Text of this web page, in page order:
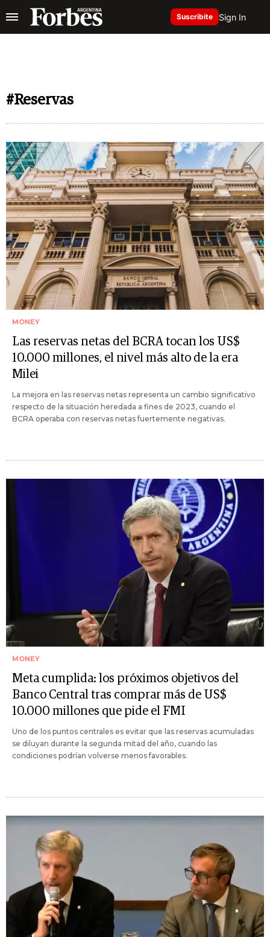
Suscribite Sign In
#Reservas
MONEY
Las reservas netas del BCRA tocan los US$
10.000 millones, el nivel más alto de la era
Milei
La mejora en las reservas netas representa un cambio significativo
respecto de la situación heredada a fines de 2023, cuando el
BCRA operaba con reservas netas fuertemente negativas.
MONEY
Meta cumplida: los próximos objetivos del
Banco Central tras comprar más de US$
10.000 millones que pide el FMI
Uno de los puntos centrales es evitar que las reservas acumuladas
se diluyan durante la segunda mitad del año, cuando las
condiciones podrían volverse menos favorables.